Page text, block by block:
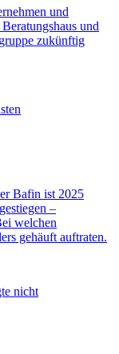
und
und
zukünftig
Bafin ist 2025
–
welchen
gehäuft auftraten.
nicht